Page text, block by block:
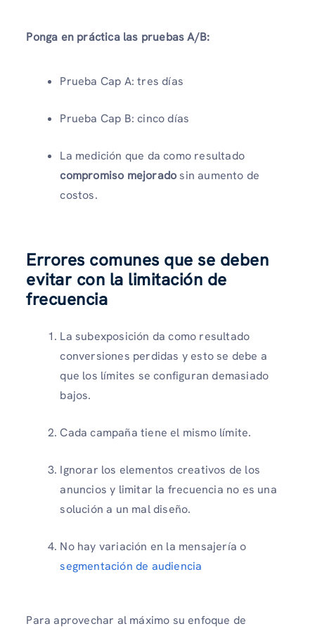
Ponga en práctica las pruebas A/B:
Prueba Cap A: tres días
Prueba Cap B: cinco días
La medición que da como resultado
compromiso mejoradosin aumento de
costos.
Errores comunes que se deben
evitar con la limitación de
frecuencia
La subexposición da como resultado
conversiones perdidas y esto se debe a
que los límites se configuran demasiado
bajos.
Cada campaña tiene el mismo límite.
Ignorar los elementos creativos de los
anuncios y limitar la frecuencia no es una
solución a un mal diseño.
No hay variación en la mensajería o
segmentación de audiencia
Para aprovechar al máximo su enfoque de